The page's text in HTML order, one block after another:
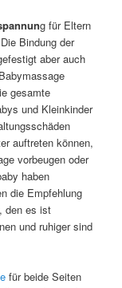
g für Eltern
Bindung der
aber auch
gesamte
und Kleinkinder
auftreten können,
vorbeugen oder
haben
die Empfehlung
den es ist
und ruhiger sind
für beide Seiten